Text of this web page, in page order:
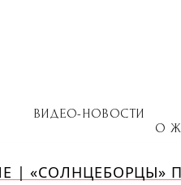
ВИДЕО-НОВОСТИ
О
|